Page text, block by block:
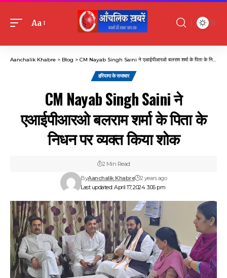
Font
Aa
Aanchalik Khabre > Blog > CM Nayab Singh Saini ने एआईपीआरओ बलराम शर्मा के पिता के निधन पर व्यक्त किया शोक
हरियाणा के समाचार
CM Nayab Singh Saini ने
एआईपीआरओ बलराम शर्मा के पिता के
निधन पर व्यक्त किया शोक
Last updated: April 17, 2024 3:06 pm
ByAanchalik Khabre 2 years ago
2 Min Read